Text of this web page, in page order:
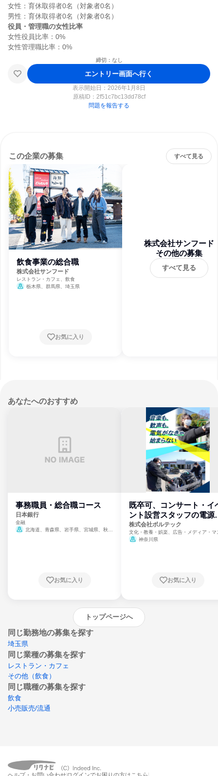
女性：育休取得者0名（対象者0名）
役員・管理職の女性比率
女性役員比率：0%
締切：なし
エントリー画面へ行く
表示開始日：2026年1月8日
原稿ID： 2f51c7bc13dd78cf
問題を報告する
この企業の募集 すべて見る
飲食事業の総合職
株式会社サンフード
レストラン・カフェ、飲食
栃木県、群馬県、埼玉県
お気に入り
株式会社サンフード
その他の募集
すべて見る
あなたへのおすすめ
事務職員・総合職コース
日本銀行
金融
北海道、青森県、岩手県、宮城県、秋田
崎県、熊本県、大分県、宮崎県、鹿児島県、
お気に入り
既卒可、コンサート・イ
ント設営スタッフの電源
門
株式会社ボルテック
文化・教養・娯楽、広告・メディア・マ
ミ、電力・ガス・水道・エネルギー
神奈川県
お気に入り
トップページへ
同じ勤務地の募集を探す
埼玉県
同じ業種の募集を探す
レストラン・カフェ
その他（飲食）
同じ職種の募集を探す
飲食
小売販売/流通